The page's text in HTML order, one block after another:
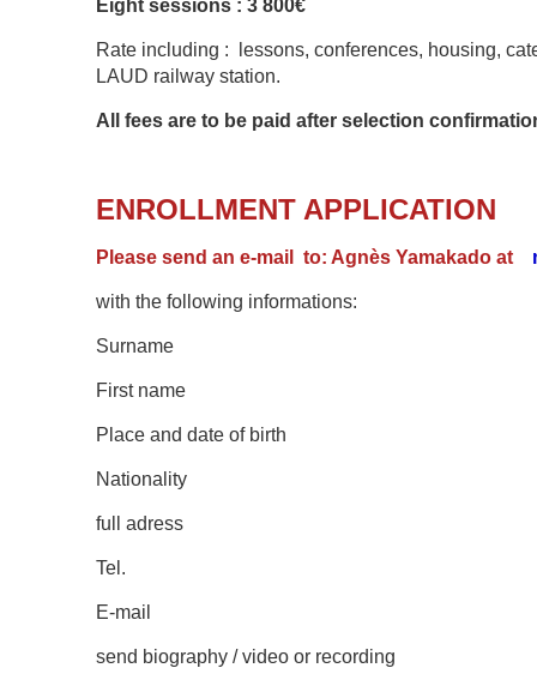
Eight sessions : 3 800€
Rate including : lessons, conferences, housing,
LAUD railway station.
All fees are to be paid after selection
ENROLLMENT APPLICATION
Please send an e-mail to: Agnès Yamakado at
with the following informations:
Surname
First name
Place and date of birth
Nationality
full adress
Tel.
E-mail
send biography / video or recording